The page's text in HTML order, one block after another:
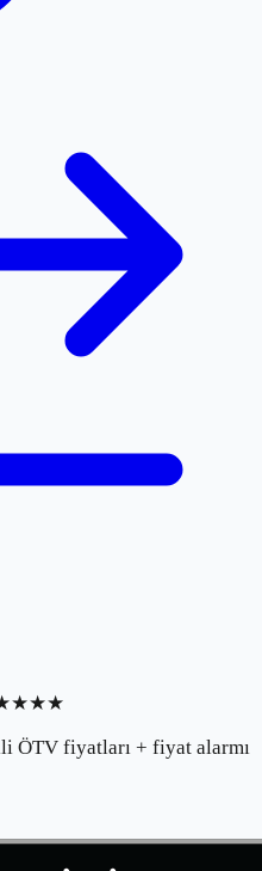
ÖTV fiyatları + fiyat alarmı